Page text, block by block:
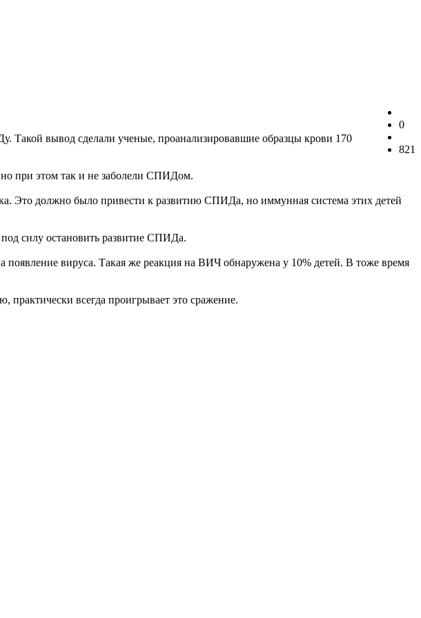
0
821
вывод сделали ученые, проанализировавшие образцы крови 170
при этом так и не заболели СПИДом.
Это должно было привести к развитию СПИДа, но иммунная система этих детей
силу остановить развитие СПИДа.
появление вируса. Такая же реакция на ВИЧ обнаружена у 10% детей. В тоже время
всегда проигрывает это сражение.